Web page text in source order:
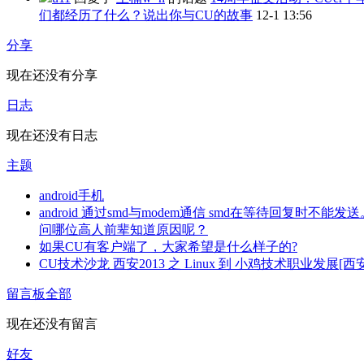
们都经历了什么？说出你与CU的故事 12-1 13:56
分享
现在还没有分享
日志
现在还没有日志
主题
android手机
android 通过smd与modem通信 smd在等待回复时不能发送
问哪位高人前辈知道原因呢？
如果CU有客户端了，大家希望是什么样子的?
CU技术沙龙 西安2013 之 Linux 到 小鸡技术职业发展[西
留言板全部
现在还没有留言
好友